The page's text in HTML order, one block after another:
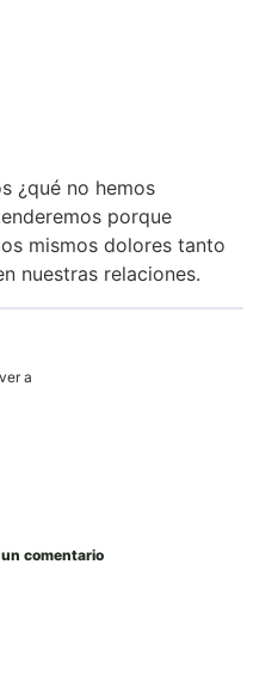
¿qué no hemos
porque
mismos dolores tanto
nuestras relaciones.
a
comentario